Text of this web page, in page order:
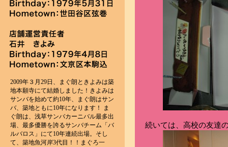
続いては、高校の友達
2009年３月29日、まぐ朗ときよみは築
地本願寺にて結婚しました！きよみは
サンバを始めて約10年、まぐ朗はサン
バ、築地ともに10年になります！ ま
ぐ朗は、浅草サンバカーニバル最多出
場、最多優勝を誇るサンバチーム「バ
ルバロス」にて10年連続出場。そし
て、築地魚河岸3代目！！まぐろ一